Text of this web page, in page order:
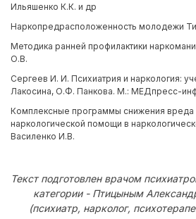
Ильяшенко К.К. и др
Наркопредрасположенность молодежи
Методика ранней профилактики
О.В.
Сергеев И. И. Психиатрия и наркология:
Лакосина, О.Ф. Панкова. М.: МЕДпресс-
Комплексные программы снижения вреда
наркологической помощи в
Василенко И.В.
Текст подготовлен врачом
категории - Птицыным
(психиатр, нарколог,